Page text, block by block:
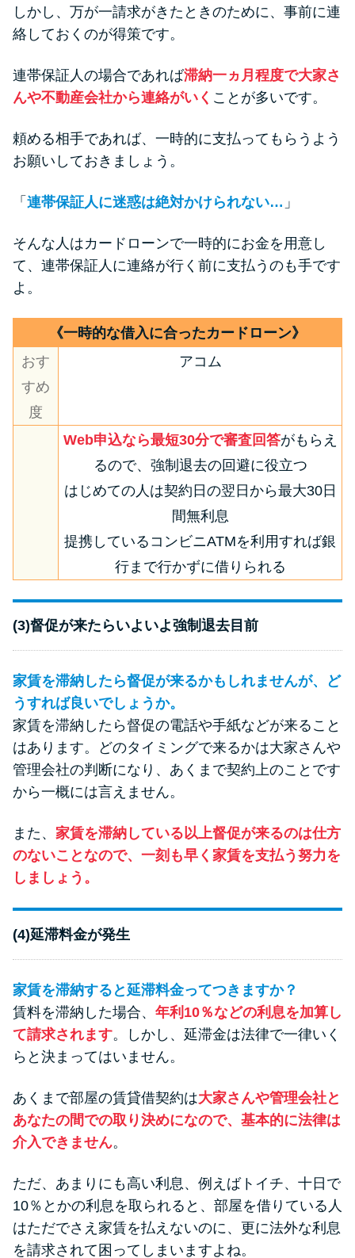
しかし、万が一請求がきたときのために、事前に連
絡しておくのが得策です。
連帯保証人の場合であれば滞納一ヵ月程度で大家さ
んや不動産会社から連絡がいく ことが多いです。
頼める相手であれば、一時的に支払ってもらうよう
お願いしておきましょう。
「 連帯保証人に迷惑は絶対かけられない… 」
そんな人はカードローンで一時的にお金を用意し
て、連帯保証人に連絡が行く前に支払うのも手です
よ。
《一時的な借入に合ったカードローン》
おす
すめ
度
アコム
Web申込なら最短30分で審査回答がもらえ
るので、強制退去の回避に役立つ
はじめての人は契約日の翌日から最大30日
間無利息
提携しているコンビニATMを利用すれば銀
行まで行かずに借りられる
(3)督促が来たらいよいよ強制退去目前
家賃を滞納したら督促が来るかもしれませんが、ど
うすれば良いでしょうか。
家賃を滞納したら督促の電話や手紙などが来ること
はあります。どのタイミングで来るかは大家さんや
管理会社の判断になり、あくまで契約上のことです
から一概には言えません。
また、 家賃を滞納している以上督促が来るのは仕方
のないことなので、一刻も早く家賃を支払う努力を
しましょう。
(4)延滞料金が発生
家賃を滞納すると延滞料金ってつきますか？
賃料を滞納した場合、 年利10％などの利息を加算し
て請求されます。しかし、延滞金は法律で一律いく
らと決まってはいません。
あくまで部屋の賃貸借契約は大家さんや管理会社と
あなたの間での取り決めになので、基本的に法律は
介入できません。
ただ、あまりにも高い利息、例えばトイチ、十日で
10％とかの利息を取られると、部屋を借りている人
はただでさえ家賃を払えないのに、更に法外な利息
を請求されて困ってしまいますよね。